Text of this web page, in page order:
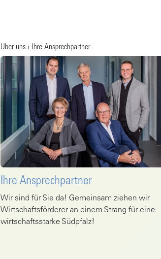
Über uns › Ihre Ansprechpartner
Ihre Ansprechpartner
Wir sind für Sie da! Gemeinsam ziehen wir
Wirtschaftsförderer an einem Strang für eine
wirtschaftsstarke Südpfalz!